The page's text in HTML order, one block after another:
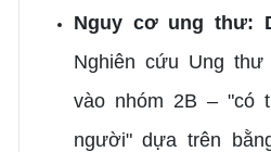
Nguy cơ ung thư:
Nghiên cứu Ung
vào nhóm 2B – "có
người" dựa trên